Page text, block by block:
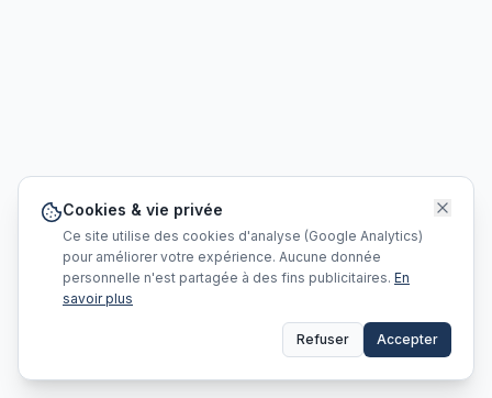
Cookies & vie privée
Ce site utilise des cookies d'analyse (Google Analytics)
pour améliorer votre expérience. Aucune donnée
personnelle n'est partagée à des fins publicitaires. En
savoir plus
Refuser Accepter